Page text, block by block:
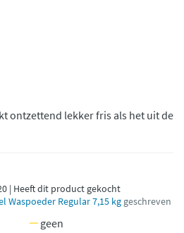
ontzettend lekker fris als het uit de
| Heeft dit product gekocht
Waspoeder Regular 7,15 kg geschreven
geen